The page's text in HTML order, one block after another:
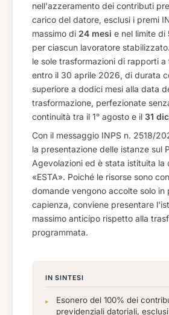
nell'azzeramento dei contributi
carico del datore, esclusi i premi
massimo di 24 mesi e nel limite di
per ciascun lavoratore
le sole trasformazioni di rapporti
entro il 30 aprile 2026, di durata
superiore a dodici mesi alla data
trasformazione, perfezionate
continuità tra il 1° agosto e il 31
Con il messaggio INPS n. 2518/
la presentazione delle istanze sul
Agevolazioni ed è stata istituita la
«ESTA». Poiché le risorse sono
domande vengono accolte solo in
capienza, conviene presentare
massimo anticipo rispetto alla
programmata.
IN SINTESI
Esonero del 100% dei
previdenziali datoriali, esclusi